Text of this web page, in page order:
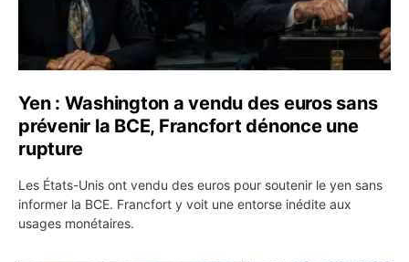
Yen : Washington a vendu des euros sans
prévenir la BCE, Francfort dénonce une
rupture
Les États-Unis ont vendu des euros pour soutenir le yen sans
informer la BCE. Francfort y voit une entorse inédite aux
usages monétaires.